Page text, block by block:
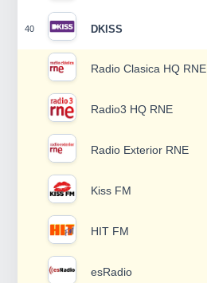
40 DKISS
Radio Clasica HQ RNE
Radio3 HQ RNE
Radio Exterior RNE
Kiss FM
HIT FM
esRadio